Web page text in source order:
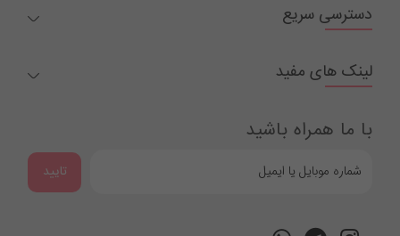
دسترسی سریع
لینک های مفید
با ما همراه باشید
تایید